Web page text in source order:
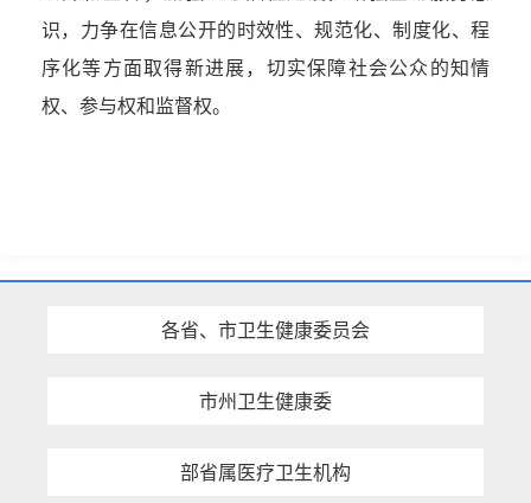
识，力争在信息公开的时效性、规范化、制度化、程
序化等方面取得新进展，切实保障社会公众的知情
权、参与权和监督权。
各省、市卫生健康委员会
市州卫生健康委
部省属医疗卫生机构